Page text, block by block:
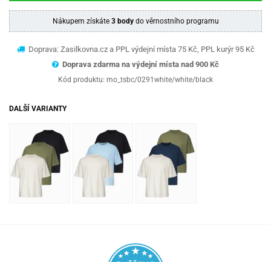
Nákupem získáte 3 bodydo věrnostního programu
Doprava: Zasilkovna.cz a PPL výdejní místa 75 Kč, PPL kurýr 95 Kč
Doprava zdarma na výdejní místa nad 900 Kč
Kód produktu: mo_tsbc/0291white/white/black
DALŠÍ VARIANTY